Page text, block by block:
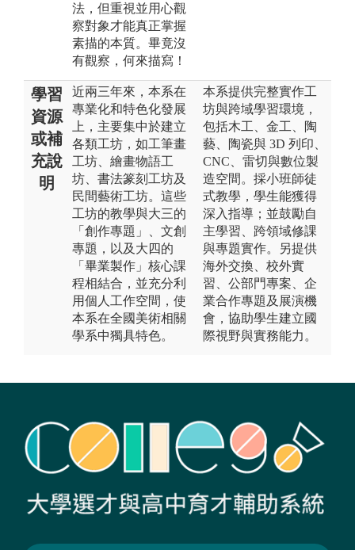
法，但重視並用心觀
察對象才能真正掌握
素描的本質。畢竟沒
有觀察，何來描寫！
學習
資源
或補
充說
明
近兩三年來，本系在
專業化和特色化發展
上，主要集中於建立
各類工坊，如工筆畫
工坊、繪畫物語工
坊、書法篆刻工坊及
民間藝術工坊。這些
工坊的教學與大三的
「創作專題」、文創
專題，以及大四的
「畢業製作」核心課
程相結合，並充分利
用個人工作空間，使
本系在全國美術相關
學系中獨具特色。
本系提供完整實作工
坊與跨域學習環境，
包括木工、金工、陶
藝、陶瓷與 3D 列印、
CNC、雷切與數位製
造空間。採小班師徒
式教學，學生能獲得
深入指導；並鼓勵自
主學習、跨領域修課
與專題實作。另提供
海外交換、校外實
習、公部門專案、企
業合作專題及展演機
會，協助學生建立國
際視野與實務能力。